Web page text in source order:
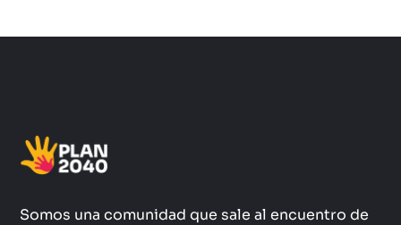
Somos una comunidad que sale al encuentro de